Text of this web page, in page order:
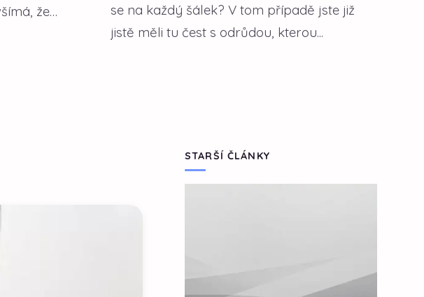
že
se na každý šálek? V tom případě jste již
jistě měli tu čest s odrůdou, kterou...
STARŠÍ ČLÁNKY